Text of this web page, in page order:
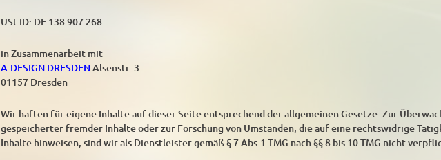
USt-ID: DE 138 907 268
in Zusammenarbeit mit
A-DESIGN DRESDENAlsenstr. 3
01157 Dresden
Wir haften für eigene Inhalte auf dieser Seite entsprechend der allgemeinen Gesetze. Zur
gespeicherter fremder Inhalte oder zur Forschung von Umständen, die auf eine rechtswidrige
Inhalte hinweisen, sind wir als Dienstleister gemäß § 7 Abs.1 TMG nach §§ 8 bis 10 TMG nicht